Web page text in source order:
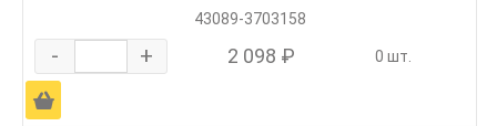
43089-3703158
- + 2 098 ₽ 0 шт.
Ä